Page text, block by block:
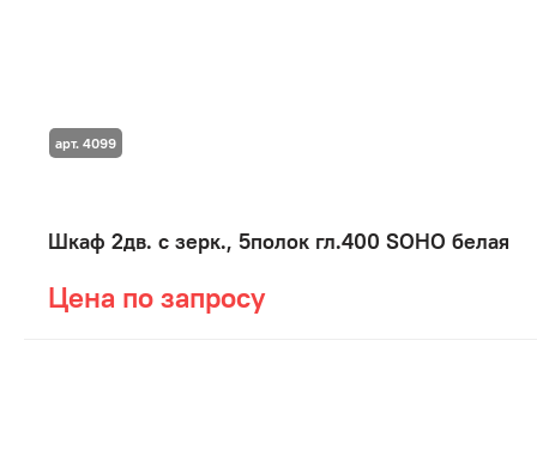
Шкаф 2дв. с зерк., 5полок гл.400 SOHO белая
Цена по запросу
арт. 4099